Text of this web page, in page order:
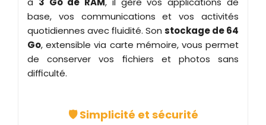
base, vos communications et vos activités
quotidiennes avec fluidité. Son stockage de 64
Go, extensible via carte mémoire, vous permet
de conserver vos fichiers et photos sans
difficulté.
🛡️ Simplicité et sécurité